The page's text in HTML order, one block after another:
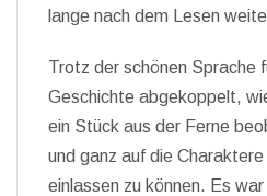
lange nach dem Lesen
Trotz der schönen Sprache
Geschichte abgekoppelt,
ein Stück aus der Ferne
und ganz auf die
einlassen zu können. Es